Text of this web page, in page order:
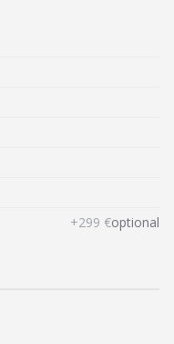
+299 €optional